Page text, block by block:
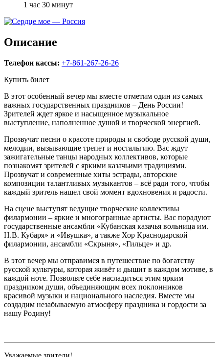
1 час 30 минут
Описание
Телефон кассы: +7-861-267-26-26
Купить билет
В этот особенный вечер мы вместе отметим один из самых
важных государственных праздников – День России!
Зрителей ждет яркое и насыщенное музыкальное
выступление, наполненное душой и творческой энергией.
Прозвучат песни о красоте природы и свободе русской души,
мелодии, вызывающие трепет и ностальгию. Вас ждут
зажигательные танцы народных коллективов, которые
познакомят зрителей с яркими казачьими традициями.
Прозвучат и современные хиты эстрады, авторские
композиции талантливых музыкантов – всё ради того, чтобы
каждый зритель нашел свой момент вдохновения и радости.
На сцене выступят ведущие творческие коллективы
филармонии – яркие и многогранные артисты. Вас порадуют
государственные ансамбли «Кубанская казачья вольница им.
Н.В. Кубаря» и «Ивушка», а также Хор Краснодарской
филармонии, ансамбли «Скрыня», «Гильце» и др.
В этот вечер мы отправимся в путешествие по богатству
русской культуры, которая живёт и дышит в каждом мотиве, в
каждой ноте. Позвольте себе насладиться этим ярким
праздником души, объединяющим всех поклонников
красивой музыки и национального наследия. Вместе мы
создадим незабываемую атмосферу праздника и гордости за
нашу Родину!
Уважаемые зрители!